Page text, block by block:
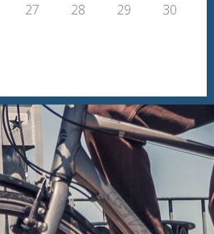
27 28 29
30